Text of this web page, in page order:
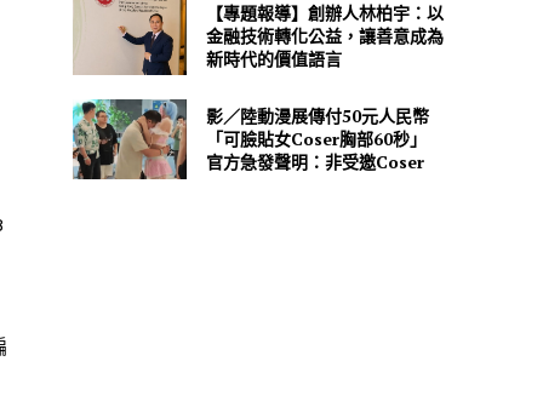
【專題報導】創辦人林柏宇：以
金融技術轉化公益，讓善意成為
新時代的價值語言
影／陸動漫展傳付50元人民幣
「可臉貼女Coser胸部60秒」
官方急發聲明：非受邀Coser